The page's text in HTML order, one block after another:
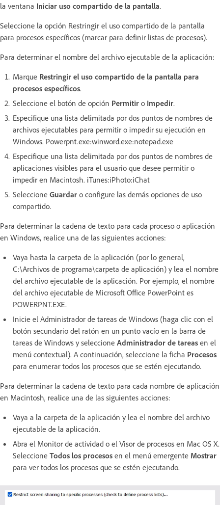
la ventana Iniciar uso compartido de la pantalla.
Seleccione la opción Restringir el uso compartido de la pantalla
para procesos específicos (marcar para definir listas de procesos).
Para determinar el nombre del archivo ejecutable de la aplicación:
Marque Restringir el uso compartido de la pantalla para
procesos específicos.
Seleccione el botón de opción Permitir o Impedir.
Especifique una lista delimitada por dos puntos de nombres de
archivos ejecutables para permitir o impedir su ejecución en
Windows. Powerpnt.exe:winword.exe:notepad.exe
Especifique una lista delimitada por dos puntos de nombres de
aplicaciones visibles para el usuario que desee permitir o
impedir en Macintosh. iTunes:iPhoto:iChat
Seleccione Guardar o configure las demás opciones de uso
compartido.
Para determinar la cadena de texto para cada proceso o aplicación
en Windows, realice una de las siguientes acciones:
Vaya hasta la carpeta de la aplicación (por lo general,
C:\Archivos de programa\carpeta de aplicación) y lea el nombre
del archivo ejecutable de la aplicación. Por ejemplo, el nombre
del archivo ejecutable de Microsoft Office PowerPoint es
POWERPNT.EXE.
Inicie el Administrador de tareas de Windows (haga clic con el
botón secundario del ratón en un punto vacío en la barra de
tareas de Windows y seleccione Administrador de tareas en el
menú contextual). A continuación, seleccione la ficha Procesos
para enumerar todos los procesos que se estén ejecutando.
Para determinar la cadena de texto para cada nombre de aplicación
en Macintosh, realice una de las siguientes acciones:
Vaya a la carpeta de la aplicación y lea el nombre del archivo
ejecutable de la aplicación.
Abra el Monitor de actividad o el Visor de procesos en Mac OS X.
Seleccione Todos los procesos en el menú emergente Mostrar
para ver todos los procesos que se estén ejecutando.